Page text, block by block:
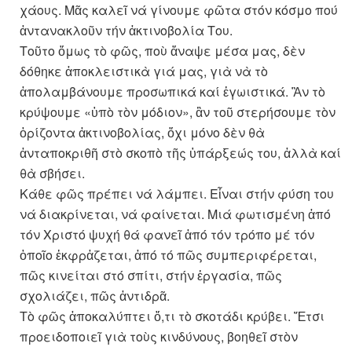
χάους. Μᾶς καλεῖ νά γίνουμε φῶτα στόν κόσμο πού
ἀντανακλοῦν τήν ἀκτινοβολία Του.
Τοῦτο ὅμως τὸ φῶς, ποὺ ἄναψε μέσα μας, δὲν
δόθηκε ἀποκλειστικὰ γιά μας, γιὰ νὰ τὸ
ἀπολαμβάνουμε προσωπικά καί ἐγωιστικά. Ἂν τὸ
κρύψουμε «ὑπὸ τὸν μόδιον», ἂν τοῦ στερήσουμε τὸν
ὁρίζοντα ἀκτινοβολίας, ὄχι μόνο δὲν θὰ
ἀνταποκριθῆ στὸ σκοπὸ τῆς ὑπάρξεώς του, ἀλλὰ καί
θὰ σβήσει.
Κάθε φῶς πρέπει νά λάμπει. Εἶναι στήν φύση του
νά διακρίνεται, νά φαίνεται. Μιά φωτισμένη ἀπό
τόν Χριστό ψυχή θά φανεῖ ἀπό τόν τρόπο μέ τόν
ὁποῖο ἐκφρἀζεται, ἀπό τό πῶς συμπεριφέρεται,
πῶς κινείται στό σπίτι, στήν ἐργασία, πῶς
σχολιάζει, πῶς ἀντιδρᾶ.
Τὸ φῶς ἀποκαλύπτει ὅ,τι τὸ σκοτάδι κρύβει. Ἔτσι
προειδοποιεῖ γιὰ τοὺς κινδύνους, βοηθεῖ στὸν